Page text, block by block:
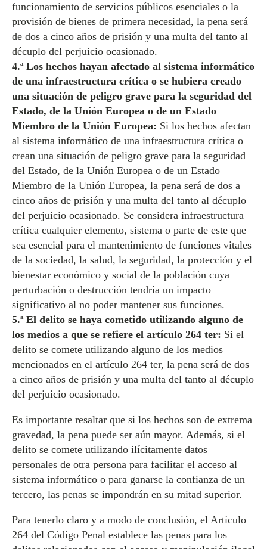
funcionamiento de servicios públicos esenciales o la
provisión de bienes de primera necesidad, la pena será
de dos a cinco años de prisión y una multa del tanto al
décuplo del perjuicio ocasionado.
4.ª Los hechos hayan afectado al sistema informático
de una infraestructura crítica o se hubiera creado
una situación de peligro grave para la seguridad del
Estado, de la Unión Europea o de un Estado
Miembro de la Unión Europea: Si los hechos afectan
al sistema informático de una infraestructura crítica o
crean una situación de peligro grave para la seguridad
del Estado, de la Unión Europea o de un Estado
Miembro de la Unión Europea, la pena será de dos a
cinco años de prisión y una multa del tanto al décuplo
del perjuicio ocasionado. Se considera infraestructura
crítica cualquier elemento, sistema o parte de este que
sea esencial para el mantenimiento de funciones vitales
de la sociedad, la salud, la seguridad, la protección y el
bienestar económico y social de la población cuya
perturbación o destrucción tendría un impacto
significativo al no poder mantener sus funciones.
5.ª El delito se haya cometido utilizando alguno de
los medios a que se refiere el artículo 264 ter: Si el
delito se comete utilizando alguno de los medios
mencionados en el artículo 264 ter, la pena será de dos
a cinco años de prisión y una multa del tanto al décuplo
del perjuicio ocasionado.
Es importante resaltar que si los hechos son de extrema
gravedad, la pena puede ser aún mayor. Además, si el
delito se comete utilizando ilícitamente datos
personales de otra persona para facilitar el acceso al
sistema informático o para ganarse la confianza de un
tercero, las penas se impondrán en su mitad superior.
Para tenerlo claro y a modo de conclusión, el Artículo
264 del Código Penal establece las penas para los